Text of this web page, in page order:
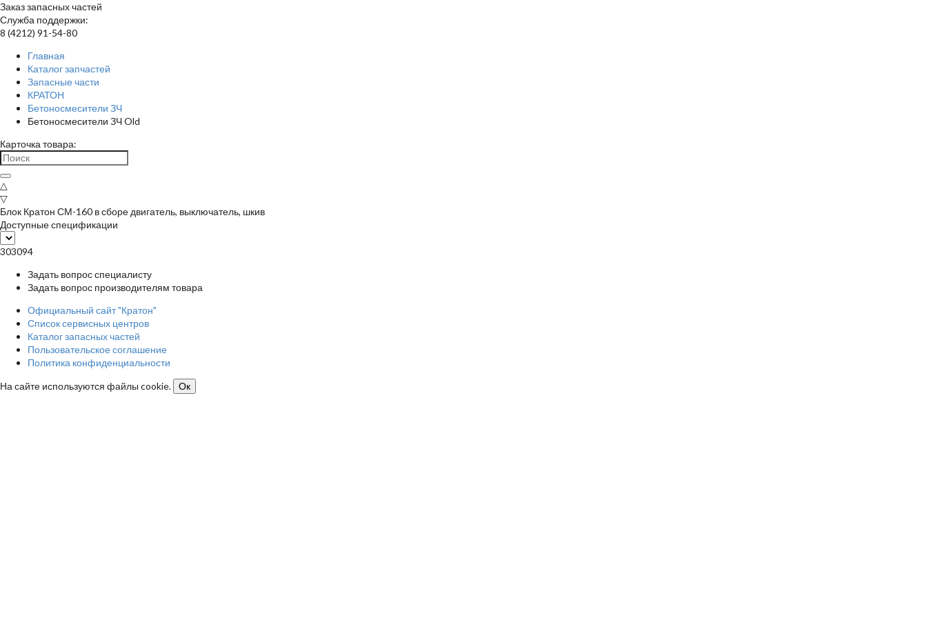
Заказ запасных частей
Служба поддержки:
8 (4212) 91-54-80
Главная
Каталог запчастей
Запасные части
КРАТОН
Бетоносмесители ЗЧ
Бетоносмесители ЗЧ Old
Карточка товара:
△
▽
Блок Кратон СМ-160 в сборе двигатель, выключатель, шкив
Доступные спецификации
303094
Задать вопрос специалисту
Задать вопрос производителям товара
Официальный сайт "Кратон"
Список сервисных центров
Каталог запасных частей
Пользовательское соглашение
Политика конфиденциальности
На сайте используются файлы cookie.
Ок